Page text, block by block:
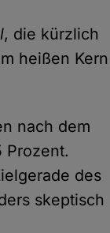
, die kürzlich
heißen Kern
nach dem
Prozent.
des
skeptisch